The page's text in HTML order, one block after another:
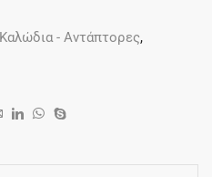
Καλώδια - Αντάπτορες,